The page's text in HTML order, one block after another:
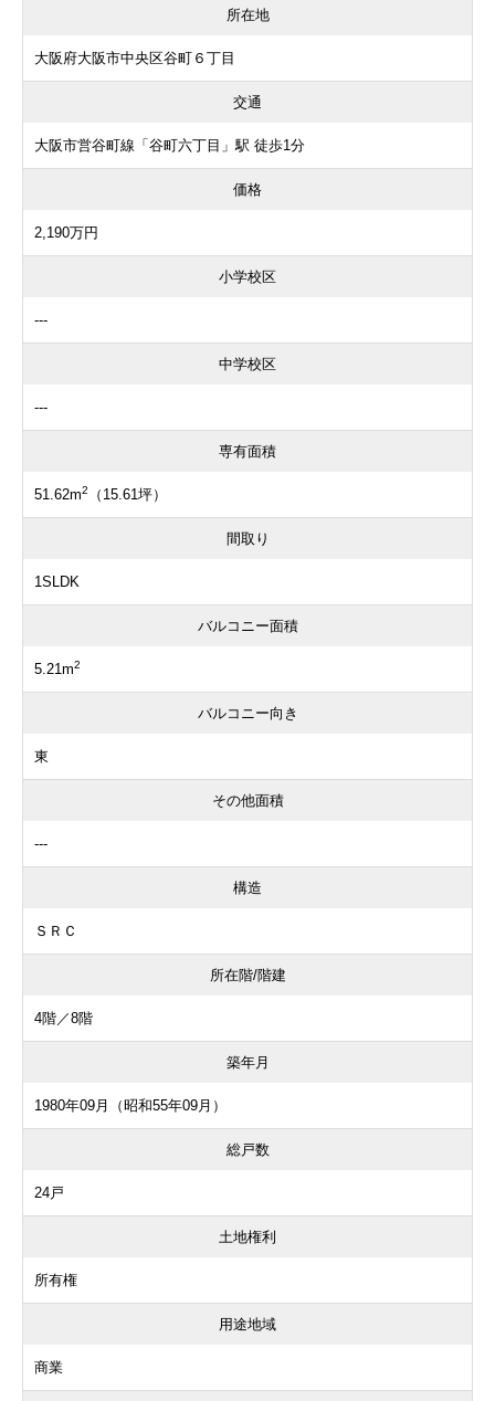
所在地
大阪府大阪市中央区谷町６丁目
交通
大阪市営谷町線「谷町六丁目」駅 徒歩1分
価格
2,190万円
小学校区
---
中学校区
---
専有面積
51.62m2 （15.61坪）
間取り
1SLDK
バルコニー面積
5.21m2
バルコニー向き
東
その他面積
---
構造
ＳＲＣ
所在階/階建
4階／8階
築年月
1980年09月（昭和55年09月）
総戸数
24戸
土地権利
所有権
用途地域
商業